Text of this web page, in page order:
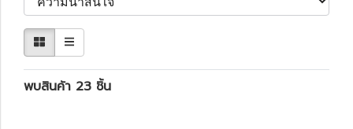
พบสินค้า 23 ชิ้น